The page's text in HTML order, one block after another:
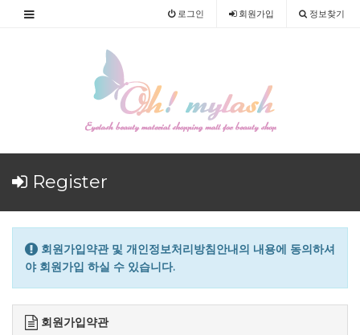
로그인 회원가입 정보찾기
Register
회원가입약관 및 개인정보처리방침안내의 내용에 동의하셔
야 회원가입 하실 수 있습니다.
회원가입약관